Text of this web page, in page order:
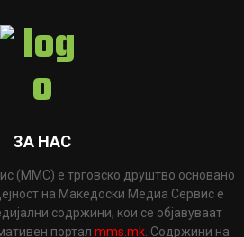
ЗА НАС
(ММС) е трговско друштво основано
на Македоски Медиа Сервис е
содржини, кои се објавуваат
портал mms.mk . Содржини на